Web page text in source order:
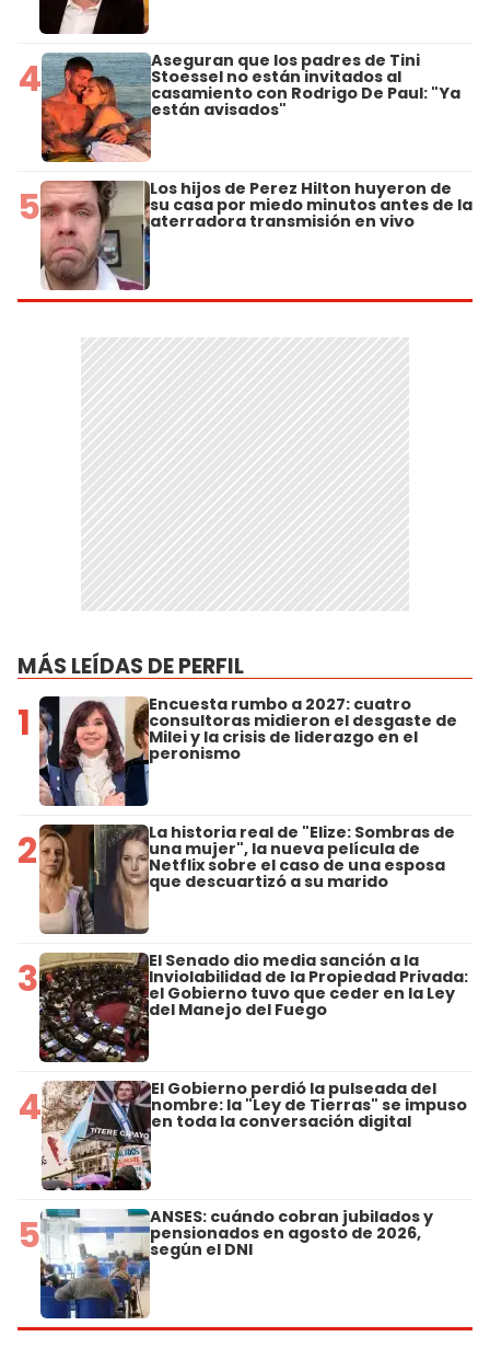
4 Aseguran que los padres de Tini
Stoessel no están invitados al
casamiento con Rodrigo De Paul: "Ya
están avisados"
5 Los hijos de Perez Hilton huyeron de
su casa por miedo minutos antes de la
aterradora transmisión en vivo
MÁS LEÍDAS DE PERFIL
1 Encuesta rumbo a 2027: cuatro
consultoras midieron el desgaste de
Milei y la crisis de liderazgo en el
peronismo
2 La historia real de "Elize: Sombras de
una mujer", la nueva película de
Netflix sobre el caso de una esposa
que descuartizó a su marido
3 El Senado dio media sanción a la
Inviolabilidad de la Propiedad Privada:
el Gobierno tuvo que ceder en la Ley
del Manejo del Fuego
4 El Gobierno perdió la pulseada del
nombre: la "Ley de Tierras" se impuso
en toda la conversación digital
5 ANSES: cuándo cobran jubilados y
pensionados en agosto de 2026,
según el DNI